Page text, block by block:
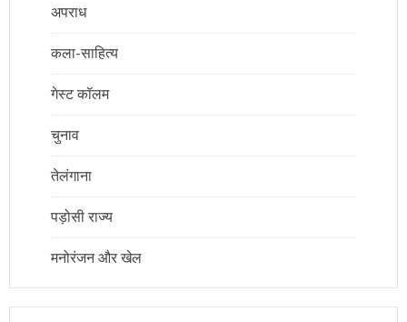
अपराध
कला-साहित्य
गेस्ट कॉलम
चुनाव
तेलंगाना
पड़ोसी राज्य
मनोरंजन और खेल